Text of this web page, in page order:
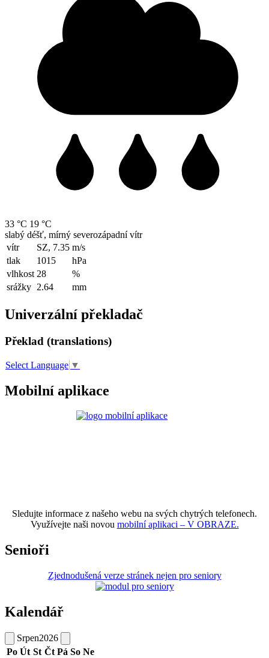
33 °C 19 °C
slabý déšť, mírný severozápadní vítr
vítr
SZ, 7.35 m/s
tlak
1015
hPa
vlhkost 28
%
srážky 2.64 mm
Univerzální překladač
Překlad (translations)
Select Language ▼
Mobilní aplikace
Sledujte informace z našeho webu na svých chytrých telefonech.
Využívejte naši novou mobilní aplikaci – V OBRAZE.
Senioři
Zjednodušená verze stránek nejen pro seniory
Kalendář
Srpen2026
Po Út St Čt Pá So Ne